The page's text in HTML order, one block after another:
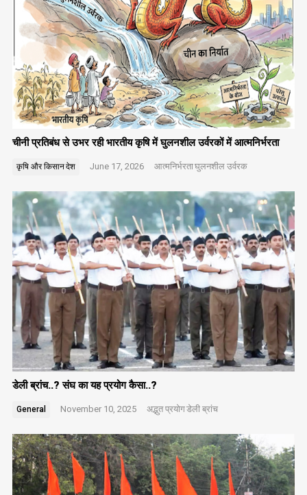
चीनी प्रतिबंध से उभर रही भारतीय कृषि में घुलनशील उर्वरकों में आत्मनिर्भरता
कृषि और किसानदेश June 17, 2026 आत्मनिर्भरताघुलनशील उर्वरक
डेली ब्रांच..? संघ का यह प्रयोग कैसा..?
General November 10, 2025 अद्भुत प्रयोगडेली ब्रांच